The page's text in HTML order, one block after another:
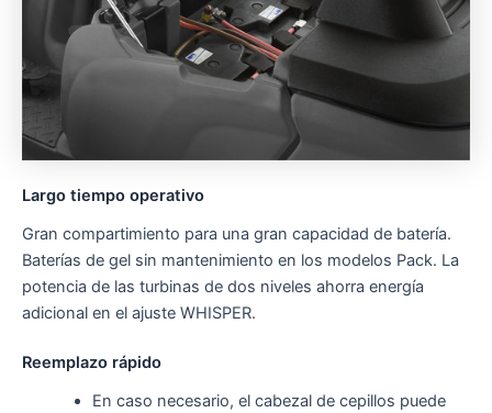
Largo tiempo operativo
Gran compartimiento para una gran capacidad de batería.
Baterías de gel sin mantenimiento en los modelos Pack. La
potencia de las turbinas de dos niveles ahorra energía
adicional en el ajuste WHISPER.
Reemplazo rápido
En caso necesario, el cabezal de cepillos puede